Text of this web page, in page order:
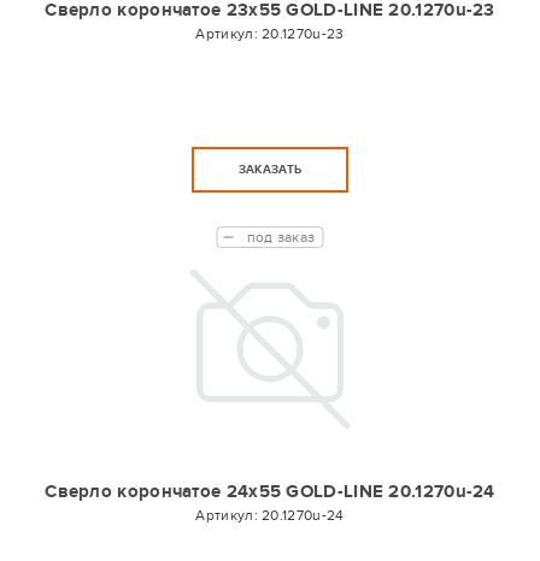
Сверло корончатое 23х55 GOLD-LINE 20.1270u-23
Артикул:20.1270u-23
ЗАКАЗАТЬ
Сверло корончатое 24х55 GOLD-LINE 20.1270u-24
Артикул:20.1270u-24
под заказ